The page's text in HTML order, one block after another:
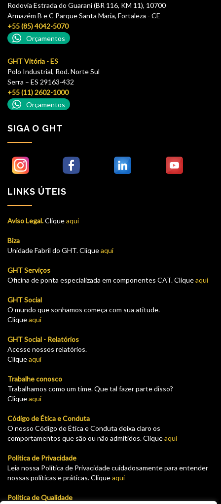
Rodovia Estrada do Guarani (BR 116, KM 11), 10700
Armazém B e C Parque Santa Maria, Fortaleza - CE
+55 (85) 4042-5070
Orçamentos
GHT Vitória - ES
Polo Industrial, Rod. Norte Sul
Serra – ES 29163-432
+55 (11) 2602-1000
Orçamentos
SIGA O GHT
LINKS ÚTEIS
Aviso Legal.Cliqueaqui
Biza
Unidade Fabril do GHT. Cliqueaqui
GHT Serviços
Oficina de ponta especializada em componentes CAT. Cliqueaqui
GHT Social
O mundo que sonhamos começa com sua atitude.
Cliqueaqui
GHT Social - Relatórios
Acesse nossos relatórios.
Cliqueaqui
Trabalhe conosco
Trabalhamos como um time. Que tal fazer parte disso?
Cliqueaqui
Código de Ética e Conduta
O nosso Código de Ética e Conduta deixa claro os
comportamentos que são ou não admitidos. Cliqueaqui
Política de Privacidade
Leia nossa Política de Privacidade cuidadosamente para entender
nossas políticas e práticas. Cliqueaqui
Política de Qualidade